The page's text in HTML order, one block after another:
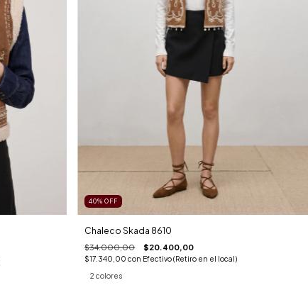
40%OFF
Chaleco Skada 8610
$34.000,00 $20.400,00
$17.340,00con Efectivo (Retiro en el local)
2 colores